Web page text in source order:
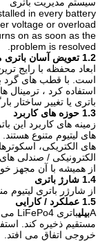
in every battery
voltage or overload
on as soon as the
problem is resolved.
1.2 تعویض آسان باتری موجود
است. با قطب های گرد
استفاده کرد ، ترمینال
باتری یا تغییر ساختار
1.3 حوزه های کاربرد
زمینه های کاربرد
های لیتیوم متنوع
های الکتریکی،
الکترونیکی / صندلی
از همیشه با آن مجهز
1.4 شارژ باتری
از شارژر باتری لیتیوم
1.5 عملکرد / کارایی
Aبیلی
خروجی اتفاق می افتد.